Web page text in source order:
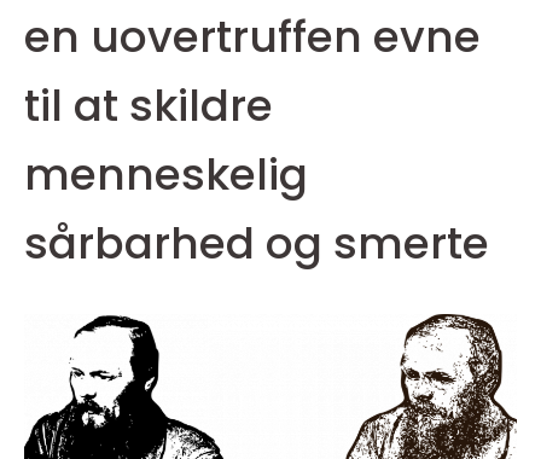
en uovertruffen evne
til at skildre
menneskelig
sårbarhed og smerte